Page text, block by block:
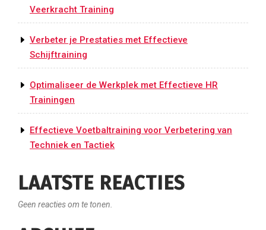
Veerkracht Training
Verbeter je Prestaties met Effectieve
Schijftraining
Optimaliseer de Werkplek met Effectieve HR
Trainingen
Effectieve Voetbaltraining voor Verbetering van
Techniek en Tactiek
LAATSTE REACTIES
Geen reacties om te tonen.